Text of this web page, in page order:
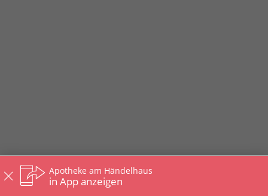
Apotheke am Händelhaus
in App anzeigen